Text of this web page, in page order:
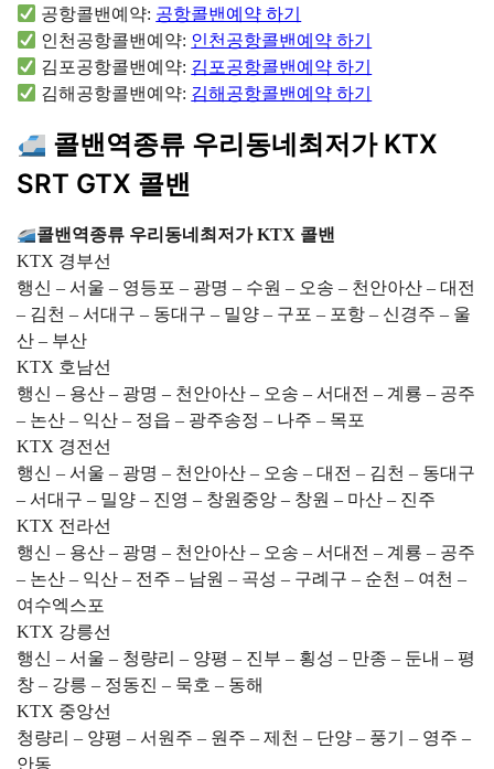
공항콜밴예약: 공항콜밴예약 하기
인천공항콜밴예약: 인천공항콜밴예약 하기
김포공항콜밴예약: 김포공항콜밴예약 하기
김해공항콜밴예약: 김해공항콜밴예약 하기
콜밴역종류 우리동네최저가 KTX
SRT GTX 콜밴
콜밴역종류 우리동네최저가 KTX 콜밴
KTX 경부선
행신 – 서울 – 영등포 – 광명 – 수원 – 오송 – 천안아산 – 대전
– 김천 – 서대구 – 동대구 – 밀양 – 구포 – 포항 – 신경주 – 울
산 – 부산
KTX 호남선
행신 – 용산 – 광명 – 천안아산 – 오송 – 서대전 – 계룡 – 공주
– 논산 – 익산 – 정읍 – 광주송정 – 나주 – 목포
KTX 경전선
행신 – 서울 – 광명 – 천안아산 – 오송 – 대전 – 김천 – 동대구
– 서대구 – 밀양 – 진영 – 창원중앙 – 창원 – 마산 – 진주
KTX 전라선
행신 – 용산 – 광명 – 천안아산 – 오송 – 서대전 – 계룡 – 공주
– 논산 – 익산 – 전주 – 남원 – 곡성 – 구례구 – 순천 – 여천 –
여수엑스포
KTX 강릉선
행신 – 서울 – 청량리 – 양평 – 진부 – 횡성 – 만종 – 둔내 – 평
창 – 강릉 – 정동진 – 묵호 – 동해
KTX 중앙선
청량리 – 양평 – 서원주 – 원주 – 제천 – 단양 – 풍기 – 영주 –
안동